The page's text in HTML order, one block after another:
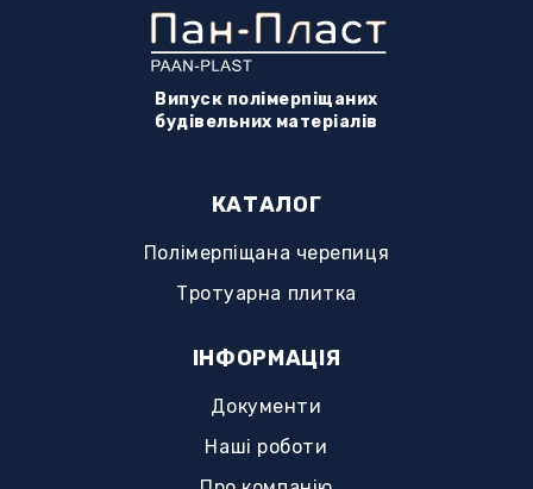
Випуск полімерпіщаних
будівельних матеріалів
КАТАЛОГ
Полімерпіщана черепиця
Тротуарна плитка
ІНФОРМАЦІЯ
Документи
Наші роботи